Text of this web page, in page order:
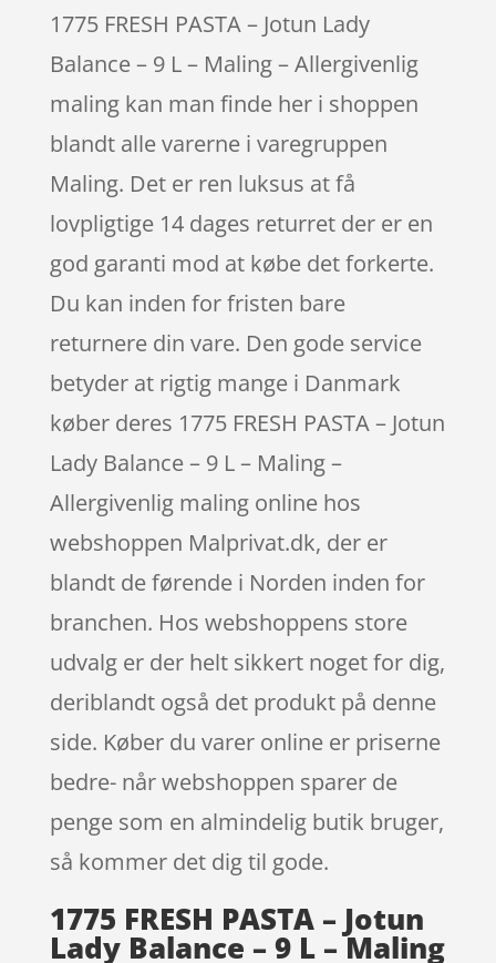
1775 FRESH PASTA – Jotun Lady
Balance – 9 L – Maling – Allergivenlig
maling kan man finde her i shoppen
blandt alle varerne i varegruppen
Maling. Det er ren luksus at få
lovpligtige 14 dages returret der er en
god garanti mod at købe det forkerte.
Du kan inden for fristen bare
returnere din vare. Den gode service
betyder at rigtig mange i Danmark
køber deres 1775 FRESH PASTA – Jotun
Lady Balance – 9 L – Maling –
Allergivenlig maling online hos
webshoppen Malprivat.dk, der er
blandt de førende i Norden inden for
branchen. Hos webshoppens store
udvalg er der helt sikkert noget for dig,
deriblandt også det produkt på denne
side. Køber du varer online er priserne
bedre- når webshoppen sparer de
penge som en almindelig butik bruger,
så kommer det dig til gode.
1775 FRESH PASTA – Jotun
Lady Balance – 9 L – Maling